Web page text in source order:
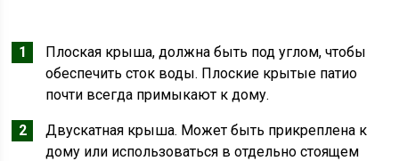
Плоская крыша, должна быть под углом, чтобы
обеспечить сток воды. Плоские крытые патио
почти всегда примыкают к дому.
Двускатная крыша. Может быть прикреплена к
дому или использоваться в отдельно стоящем